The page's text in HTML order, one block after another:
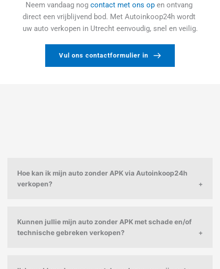
Neem vandaag nog contact met ons op en ontvang
direct een vrijblijvend bod. Met Autoinkoop24h wordt
uw auto verkopen in Utrecht eenvoudig, snel en veilig.
Vul ons contactformulier in
Hoe kan ik mijn auto zonder APK via Autoinkoop24h
verkopen?
APK wilt verkopen, kunt u eenvoudig contact met ons
opnemen via onze website voor een gratis taxatie. Onze
Kunnen jullie mijn auto zonder APK met schade en/of
technische gebreken verkopen?